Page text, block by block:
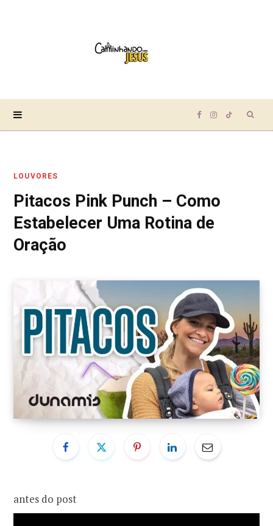
F
e
k
I
t
r
a
m
T
LOUVORES
Pitacos Pink Punch – Como
Estabelecer Uma Rotina de
Oração
antes do post